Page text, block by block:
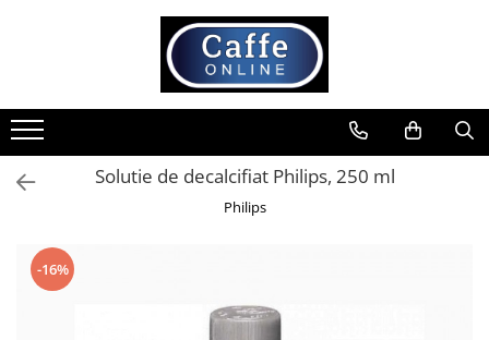
Cafea
Cafea Boabe
Capsule Cafea
Cafea Instant
Ceai
Solutie de decalcifiat Philips, 250 ml
Philips
-16%